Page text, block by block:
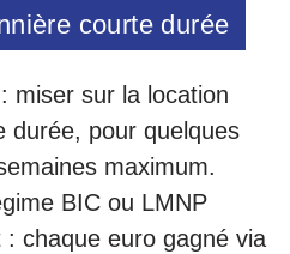
courte durée
miser sur la location
durée, pour quelques
maximum.
BIC ou LMNP
: chaque euro gagné via